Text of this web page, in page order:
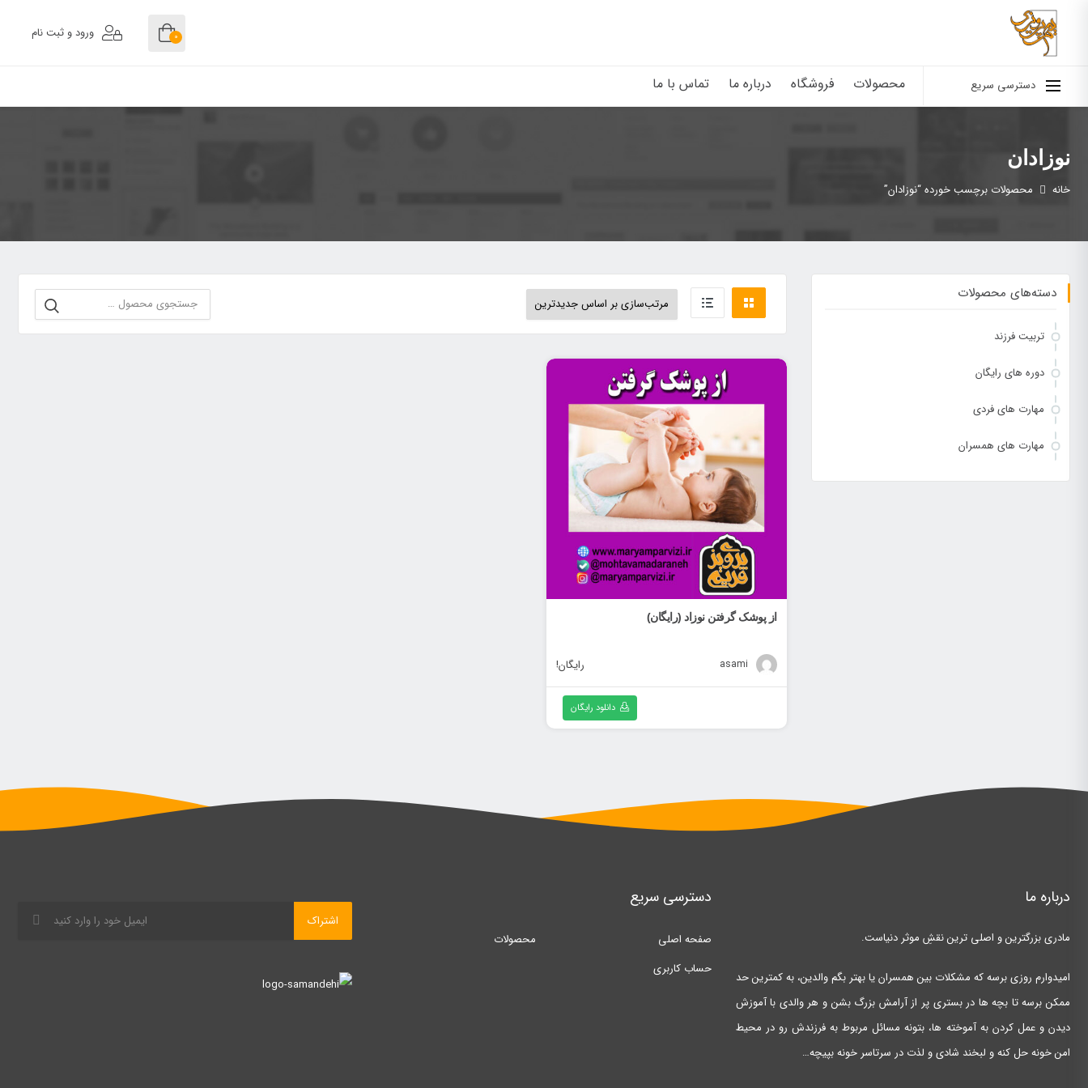
0 ورود و ثبت نام
دسترسی سریع محصولات فروشگاه درباره ما تماس با ما
نوزادان
خانه محصولات برچسب خورده “نوزادان”
جستجو
برای:
از پوشک گرفتن نوزاد (رایگان)
asami رایگان!
دانلود رایگان
دسته‌های محصولات
تربیت فرزند
دوره های رایگان
مهارت های فردی
مهارت های همسران
درباره ما
مادری بزرگترین و اصلی ترین نقشِ موثر دنیاست.
امیدوارم روزی برسه که مشکلات بین همسران یا بهتر بگم والدین، به کمترین حد
ممکن برسه تا بچه ها در بستری پر از آرامش بزرگ بشن و هر والدی با آموزش
دیدن و عمل کردن به آموخته ها، بتونه مسائل مربوط به فرزندش رو در محیط
امن خونه حل کنه و لبخند شادی و لذت در سرتاسر خونه بپیچه…
دسترسی سریع
صفحه اصلی
محصولات
حساب کاربری